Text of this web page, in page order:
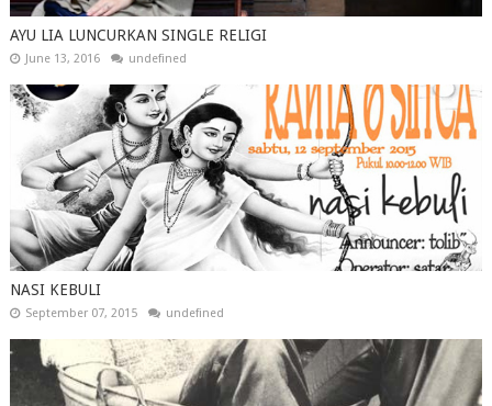
AYU LIA LUNCURKAN SINGLE RELIGI
June 13, 2016 undefined
NASI KEBULI
September 07, 2015 undefined